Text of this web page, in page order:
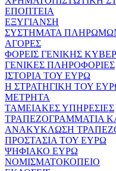
ΕΠΟΠΤΕΙΑ
ΕΞΥΓΙΑΝΣΗ
ΣΥΣΤΗΜΑΤΑ
ΑΓΟΡΕΣ
ΦΟΡΕΙΣ ΓΕΝΙΚΗΣ
ΓΕΝΙΚΕΣ ΠΛΗΡΟΦΟΡΙΕΣ
ΙΣΤΟΡΙΑ ΤΟΥ ΕΥΡΩ
Η ΣΤΡΑΤΗΓΙΚΗ ΤΟΥ
ΜΕΤΡΗΤΑ
ΤΑΜΕΙΑΚΕΣ ΥΠΗΡΕΣΙΕΣ
ΤΡΑΠΕΖΟΓΡΑΜΜΑΤΙΑ
ΑΝΑΚΥΚΛΩΣΗ
ΠΡΟΣΤΑΣΙΑ ΤΟΥ ΕΥΡΩ
ΨΗΦΙΑΚΟ ΕΥΡΩ
ΝΟΜΙΣΜΑΤΟΚΟΠΕΙΟ